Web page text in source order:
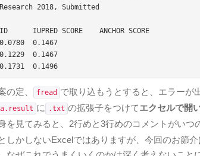
2018, Submitted
3	I	0.1731	0.1496
の定、 fread で取り込もうとすると、エラーが
に .txt の拡張子をつけてエクセルで開
を見てみると、2行めと3行めのコメントがいつ
しかしないExcelではありますが、今回のお節